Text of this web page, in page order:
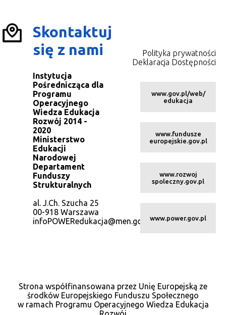
Skontaktuj
się z nami
Instytucja
Pośrednicząca dla
Programu
Operacyjnego
Wiedza Edukacja
Rozwój 2014 -
2020
Ministerstwo
Edukacji
Narodowej
Departament
Funduszy
Strukturalnych
al. J.Ch. Szucha 25
00-918 Warszawa
infoPOWERedukacja@men.gov.pl
Polityka prywatności
Deklaracja Dostępności
www.gov.pl/web/
edukacja
www.fundusze
europejskie.gov.pl
www.rozwoj
spoleczny.gov.pl
www.power.gov.pl
Strona współfinansowana przez Unię Europejską ze
środków Europejskiego Funduszu Społecznego
w ramach Programu Operacyjnego Wiedza Edukacja